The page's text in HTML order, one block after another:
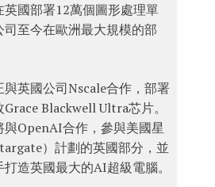
英國部署12萬個圖形處理單
司至今在歐洲最大規模的部
與英國公司Nscale合作，部署
Blackwell Ultra芯片。
與OpenAI合作，參與美國星
）計劃的英國部分，並
造英國最大的AI超級電腦。